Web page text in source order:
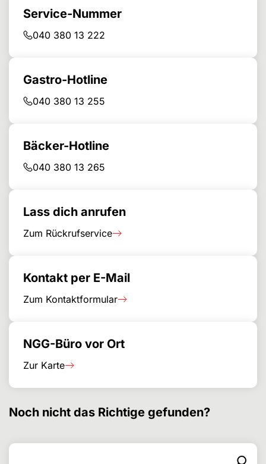
Service-Nummer
040 380 13 222
Gastro-Hotline
040 380 13 255
Bäcker-Hotline
040 380 13 265
Lass dich anrufen
Zum Rückrufservice
Kontakt per E-Mail
Zum Kontaktformular
NGG-Büro vor Ort
Zur Karte
Noch nicht das Richtige gefunden?
Search for